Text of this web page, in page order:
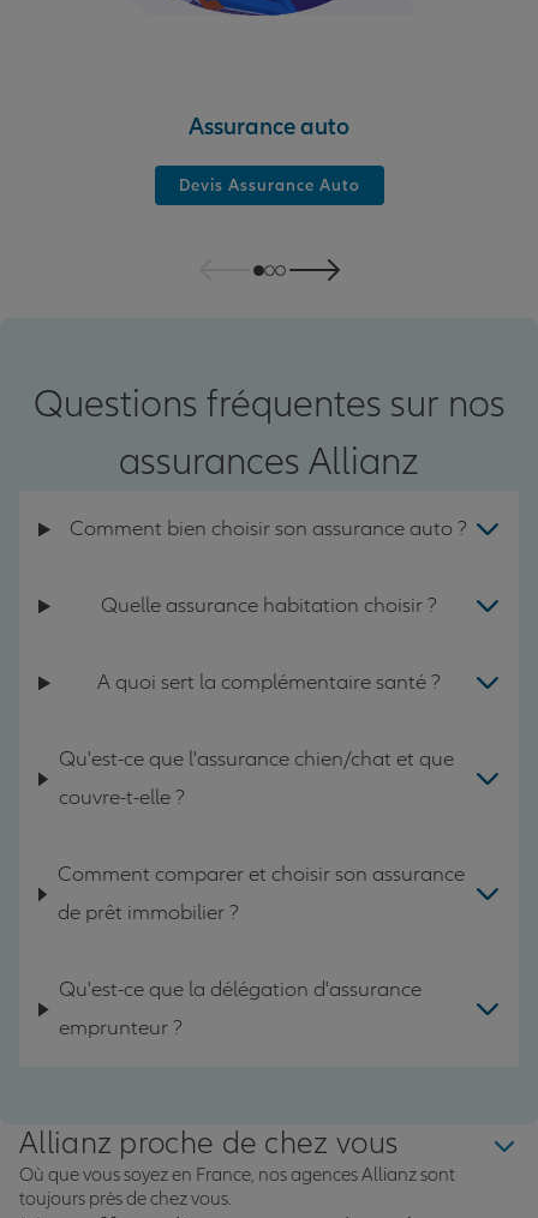
Assurance auto
Devis Assurance Auto
Questions fréquentes sur nos
assurances Allianz
Comment bien choisir son assurance auto ?
Quelle assurance habitation choisir ?
A quoi sert la complémentaire santé ?
Qu'est-ce que l'assurance chien/chat et que
couvre-t-elle ?
Comment comparer et choisir son assurance
de prêt immobilier ?
Qu'est-ce que la délégation d'assurance
emprunteur ?
Allianz proche de chez vous
Où que vous soyez en France, nos agences Allianz sont
toujours près de chez vous.